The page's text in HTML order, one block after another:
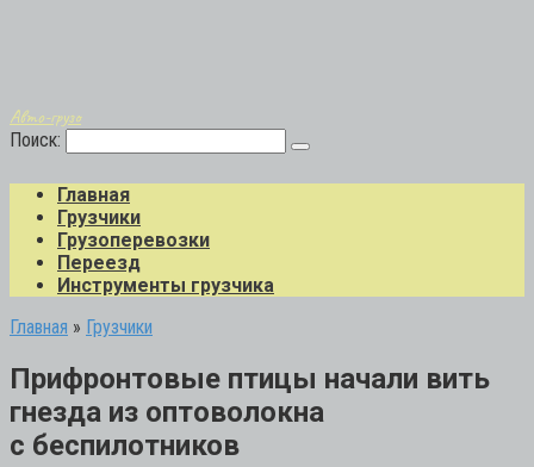
Авто-грузо
Поиск:
Главная
Грузчики
Грузоперевозки
Переезд
Инструменты грузчика
Главная » Грузчики
Прифронтовые птицы начали вить
гнезда из оптоволокна
с беспилотников